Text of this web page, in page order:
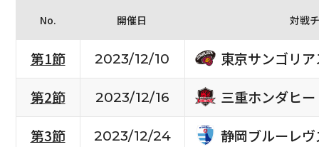
No. 開催日 対戦
第1節 2023/12/10
東京サンゴリア
第2節
2023/12/16
三重ホンダヒー
第3節
2023/12/24
静岡ブルーレヴ